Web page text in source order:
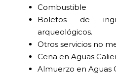
Combustible
Boletos de
arqueológicos.
Otros servicios no
Cena en Aguas
Almuerzo en Aguas